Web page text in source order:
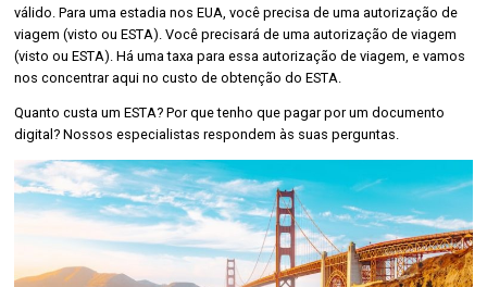
válido. Para uma estadia nos EUA, você precisa de uma autorização de
viagem (visto ou ESTA). Você precisará de uma autorização de viagem
(visto ou ESTA). Há uma taxa para essa autorização de viagem, e vamos
nos concentrar aqui no custo de obtenção do ESTA.
Quanto custa um ESTA? Por que tenho que pagar por um documento
digital? Nossos especialistas respondem às suas perguntas.